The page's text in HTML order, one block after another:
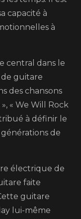
capacité à
à
central dans le
de guitare
des chansons
« We Will Rock
à définir le
de
électrique de
faite
guitare
lui-même